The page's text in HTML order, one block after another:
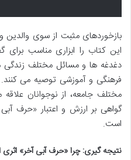
بازخوردهای مثبت از سوی والدین
این کتاب را ابزاری مناسب برای
دغدغه ها و مسائل مختلف زندگی
فرهنگی و آموزشی توصیه می
مختلف جامعه، از نوجوانان علاقه
گواهی بر ارزش و اعتبار «حرف
است.
نتیجه گیری: چرا «حرف آبی آخر»